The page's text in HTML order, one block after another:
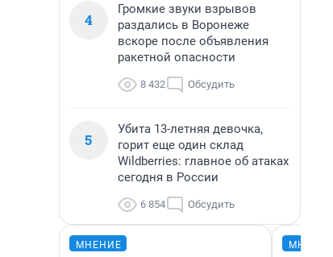
4
Громкие звуки взрывов
раздались в Воронеже
вскоре после объявления
ракетной опасности
8 432 Обсудить
5
Убита 13-летняя девочка,
горит еще один склад
Wildberries: главное об атаках
сегодня в России
6 854 Обсудить
МНЕНИЕ